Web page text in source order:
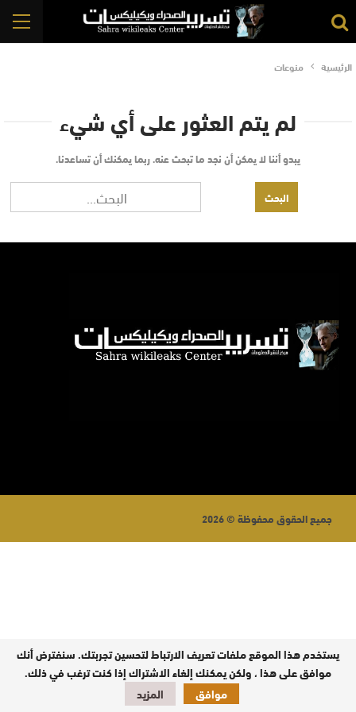
الرئيسية منوعات
لم يتم العثور على أي شيء
يبدو أننا لا يمكن أن نجد ما تبحث عنه. ربما يمكنك أن تساعدنا.
جميع الحقوق محفوظة © 2026
يستخدم هذا الموقع ملفات تعريف الارتباط لتحسين تجربتك. سنفترض أنك
موافق على هذا ، ولكن يمكنك إلغاء الاشتراك إذا كنت ترغب في ذلك.
موافق
المزيد